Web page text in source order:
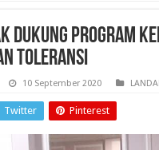
Dukung Program
Toleransi
10 September 2020
Twitter Pinterest